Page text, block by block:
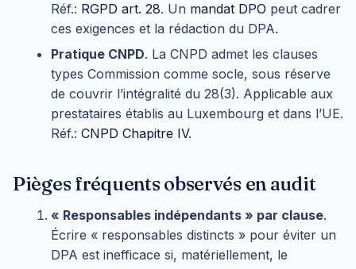
Réf.: RGPD art. 28. Un mandat DPO peut cadrer
ces exigences et la rédaction du DPA.
Pratique CNPD. La CNPD admet les clauses
types Commission comme socle, sous réserve
de couvrir l’intégralité du 28(3). Applicable aux
prestataires établis au Luxembourg et dans l’UE.
Réf.: CNPD Chapitre IV.
Pièges fréquents observés en audit
« Responsables indépendants » par clause.
Écrire « responsables distincts » pour éviter un
DPA est inefficace si, matériellement, le